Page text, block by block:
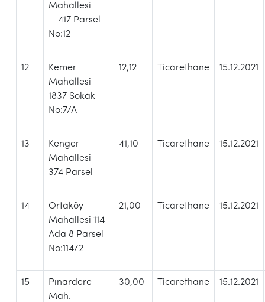
Mahallesi
417 Parsel
No:12
12
Kemer
Mahallesi
1837 Sokak
No:7/A
12,12 Ticarethane 15.12.2021
13
Kenger
Mahallesi
374 Parsel
41,10 Ticarethane 15.12.2021
14
Ortaköy
Mahallesi 114
Ada 8 Parsel
No:114/2
21,00 Ticarethane 15.12.2021
15
Pınardere
Mah.
30,00 Ticarethane 15.12.2021